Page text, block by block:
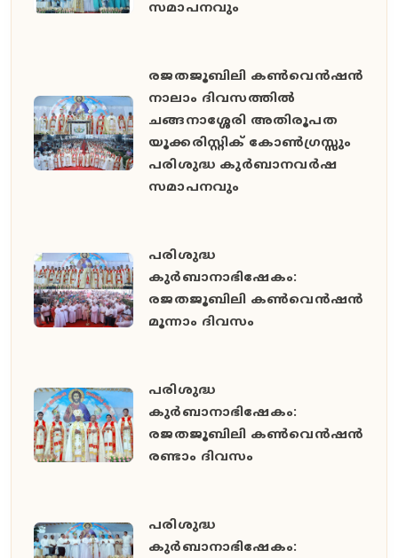
സമാപനവും
രജതജൂബിലി കൺവെൻഷൻ
നാലാം ദിവസത്തിൽ
ചങ്ങനാശ്ശേരി അതിരൂപത
യൂക്കരിസ്റ്റിക് കോൺഗ്രസ്സും
പരിശുദ്ധ കുർബാനവർഷ
സമാപനവും
പരിശുദ്ധ
കുർബാനാഭിഷേകം:
രജതജൂബിലി കൺവെൻഷൻ
മൂന്നാം ദിവസം
പരിശുദ്ധ
കുർബാനാഭിഷേകം:
രജതജൂബിലി കൺവെൻഷൻ
രണ്ടാം ദിവസം
പരിശുദ്ധ
കുർബാനാഭിഷേകം: